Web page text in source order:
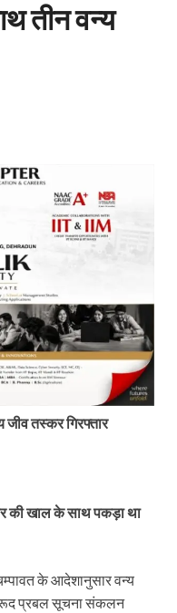
तीन वन्य
तस्कर गिरफ्तार
की खाल के साथ पकड़ा था
के आदेशानुसार वन्य
प्रबल सूचना संकलन